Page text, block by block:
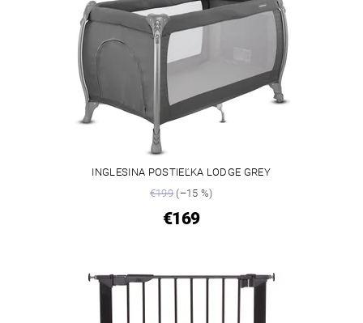
INGLESINA POSTIEĽKA LODGE GREY
€199 (–15 %)
€169